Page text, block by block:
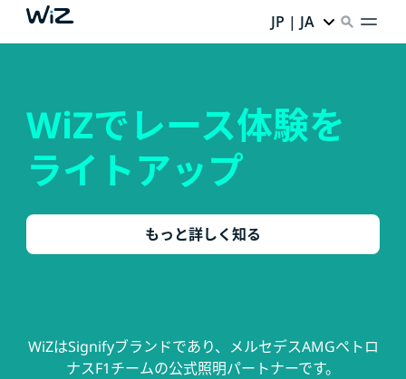
JP | JA
WiZでレース体験を
ライトアップ
もっと詳しく知る
WiZはSignifyブランドであり、メルセデスAMGペトロ
ナスF1チームの公式照明パートナーです。